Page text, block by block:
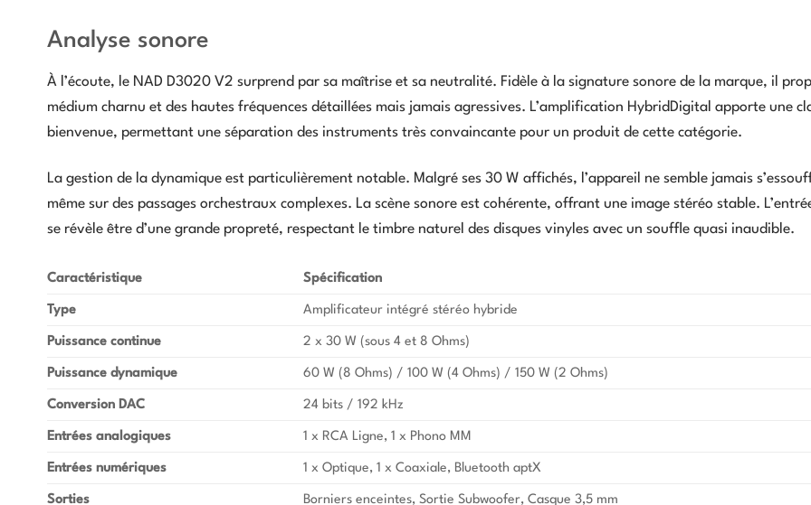
Analyse sonore
À l’écoute, le NAD D3020 V2 surprend par sa maîtrise et sa neutralité. Fidèle à la signature sonore de la marque, il
médium charnu et des hautes fréquences détaillées mais jamais agressives. L’amplification HybridDigital apporte une
bienvenue, permettant une séparation des instruments très convaincante pour un produit de cette catégorie.
La gestion de la dynamique est particulièrement notable. Malgré ses 30 W affichés, l’appareil ne semble jamais
même sur des passages orchestraux complexes. La scène sonore est cohérente, offrant une image stéréo stable.
se révèle être d’une grande propreté, respectant le timbre naturel des disques vinyles avec un souffle quasi inaudible.
Caractéristique Spécification
Type Amplificateur intégré stéréo hybride
Puissance continue 2 x 30 W (sous 4 et 8 Ohms)
Puissance dynamique 60 W (8 Ohms) / 100 W (4 Ohms) / 150 W (2 Ohms)
Conversion DAC 24 bits / 192 kHz
Entrées analogiques 1 x RCA Ligne, 1 x Phono MM
Entrées numériques 1 x Optique, 1 x Coaxiale, Bluetooth aptX
Sorties Borniers enceintes, Sortie Subwoofer, Casque 3,5 mm